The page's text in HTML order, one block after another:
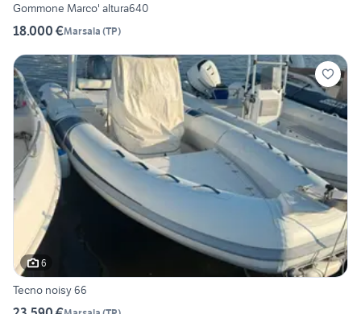
Gommone Marco' altura640
18.000 €Marsala (TP)
6
Tecno noisy 66